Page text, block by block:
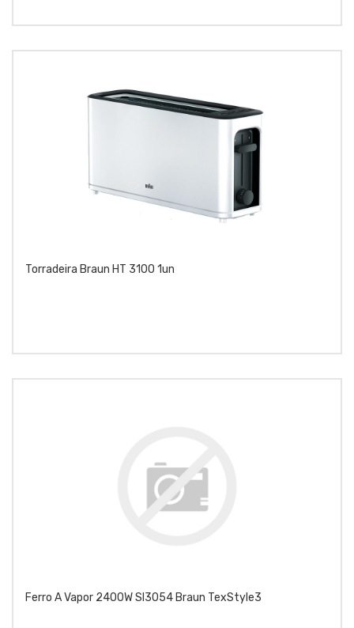
Torradeira Braun HT 3100 1un
Ferro A Vapor 2400W SI3054 Braun TexStyle3